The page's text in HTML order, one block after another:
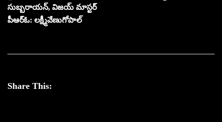
సుబ్బరాయన్, విజయ్ మాస్టర్
పీఆర్ఓ: లక్ష్మీవేణుగోపాల్
Share This: